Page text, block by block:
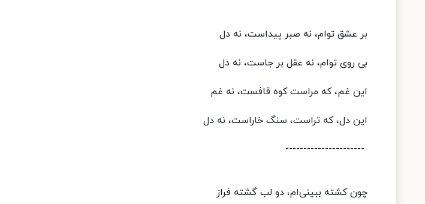
بر عشق توام، نه صبر پیداست، نه دل
بی روی توام، نه عقل بر جاست، نه دل
این غم، که مراست کوه قافست، نه غم
این دل، که تراست، سنگ خاراست، نه دل
----------------------
چون کشته ببینی‌ام، دو لب گشته فراز